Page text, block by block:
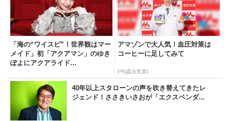
「海の“ワイスピ”！世界観はマー
メイド」初「アクアマン」のゆき
ぽよにアクアライド...
アマゾンで大人気！血圧対策は
コーヒーに足してみて
PR(森永乳業)
40年以上スタローンの声を吹き替えてきたレ
ジェンド！ささきいさおが「エクスペンダ...